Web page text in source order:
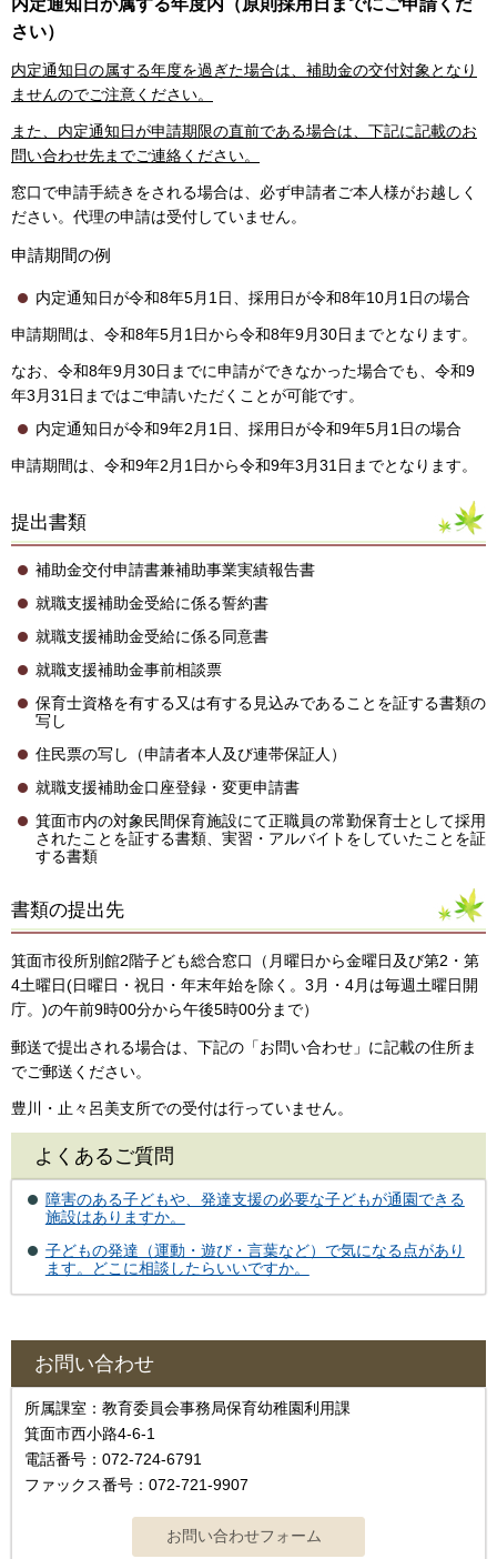
さい）
内定通知日の属する年度を過ぎた場合は、補助金の交付対象となり
ませんのでご注意ください。
また、内定通知日が申請期限の直前である場合は、下記に記載のお
問い合わせ先までご連絡ください。
窓口で申請手続きをされる場合は、必ず申請者ご本人様がお越しく
ださい。代理の申請は受付していません。
申請期間の例
内定通知日が令和8年5月1日、採用日が令和8年10月1日の場合
申請期間は、令和8年5月1日から令和8年9月30日までとなります。
なお、令和8年9月30日までに申請ができなかった場合でも、令和9
年3月31日まではご申請いただくことが可能です。
内定通知日が令和9年2月1日、採用日が令和9年5月1日の場合
申請期間は、令和9年2月1日から令和9年3月31日までとなります。
提出書類
補助金交付申請書兼補助事業実績報告書
就職支援補助金受給に係る誓約書
就職支援補助金受給に係る同意書
就職支援補助金事前相談票
保育士資格を有する又は有する見込みであることを証する書類の
写し
住民票の写し（申請者本人及び連帯保証人）
就職支援補助金口座登録・変更申請書
箕面市内の対象民間保育施設にて正職員の常勤保育士として採用
されたことを証する書類、実習・アルバイトをしていたことを証
する書類
書類の提出先
箕面市役所別館2階子ども総合窓口（月曜日から金曜日及び第2・第
4土曜日(日曜日・祝日・年末年始を除く。3月・4月は毎週土曜日開
庁。)の午前9時00分から午後5時00分まで）
郵送で提出される場合は、下記の「お問い合わせ」に記載の住所ま
でご郵送ください。
豊川・止々呂美支所での受付は行っていません。
よくあるご質問
障害のある子どもや、発達支援の必要な子どもが通園できる
施設はありますか。
子どもの発達（運動・遊び・言葉など）で気になる点があり
ます。どこに相談したらいいですか。
お問い合わせ
所属課室：教育委員会事務局保育幼稚園利用課
箕面市西小路4‐6‐1
電話番号：072-724-6791
ファックス番号：072-721-9907